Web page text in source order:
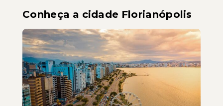
Conheça a cidade Florianópolis